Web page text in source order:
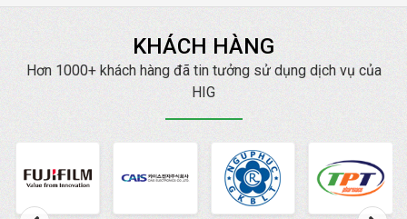
nàyCông ty HIGsẽ
thông tin về trình quản
lý quảng cáo là gì
KHÁCH HÀNG
Hơn 1000+ khách hàng đã tin tưởng sử dụng dịch vụ của
HIG